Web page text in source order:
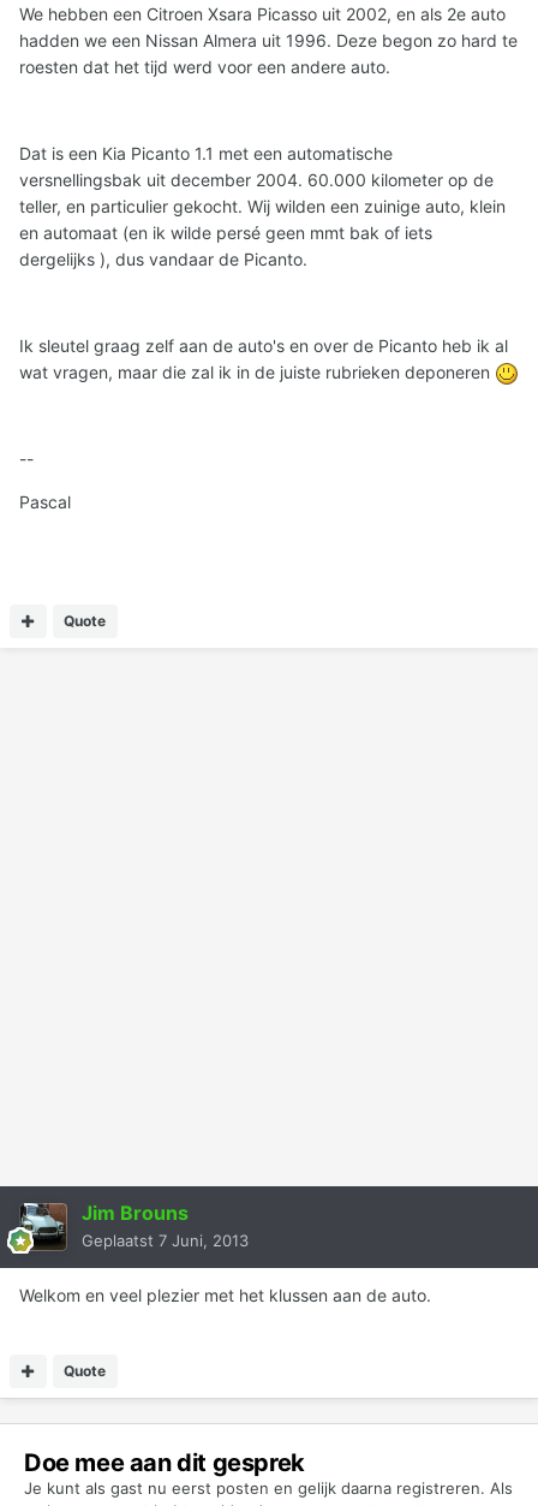
We hebben een Citroen Xsara Picasso uit 2002, en als 2e auto
hadden we een Nissan Almera uit 1996. Deze begon zo hard te
roesten dat het tijd werd voor een andere auto.
Dat is een Kia Picanto 1.1 met een automatische
versnellingsbak uit december 2004. 60.000 kilometer op de
teller, en particulier gekocht. Wij wilden een zuinige auto, klein
en automaat (en ik wilde persé geen mmt bak of iets
dergelijks ), dus vandaar de Picanto.
Ik sleutel graag zelf aan de auto's en over de Picanto heb ik al
wat vragen, maar die zal ik in de juiste rubrieken deponeren
--
Pascal
Quote
Jim Brouns
Geplaatst 7 Juni, 2013
Welkom en veel plezier met het klussen aan de auto.
Quote
Doe mee aan dit gesprek
Je kunt als gast nu eerst posten en gelijk daarna registreren. Als